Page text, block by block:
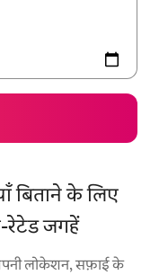
बिताने के लिए
रेटेड जगहें
लोकेशन, सफ़ाई के